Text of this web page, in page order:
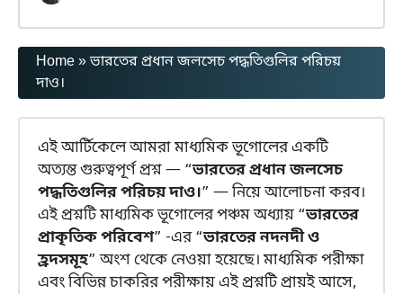
Home»ভারতের প্রধান জলসেচ পদ্ধতিগুলির পরিচয়
দাও।
এই আর্টিকেলে আমরা মাধ্যমিক ভূগোলের একটি
অত্যন্ত গুরুত্বপূর্ণ প্রশ্ন — “ভারতের প্রধান জলসেচ
পদ্ধতিগুলির পরিচয় দাও।” — নিয়ে আলোচনা করব।
এই প্রশ্নটি মাধ্যমিক ভূগোলের পঞ্চম অধ্যায় “ভারতের
প্রাকৃতিক পরিবেশ” -এর “ভারতের নদনদী ও
হ্রদসমূহ” অংশ থেকে নেওয়া হয়েছে। মাধ্যমিক পরীক্ষা
এবং বিভিন্ন চাকরির পরীক্ষায় এই প্রশ্নটি প্রায়ই আসে,